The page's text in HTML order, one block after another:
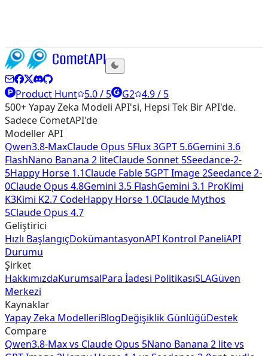
Product Hunt 5.0 / 5 G2 4.9 / 5
500+ Yapay Zeka Modeli API'si, Hepsi Tek Bir API'de.
Sadece CometAPI'de
Modeller API
Qwen3.8-MaxClaude Opus 5Flux 3GPT 5.6Gemini 3.6
FlashNano Banana 2 liteClaude Sonnet 5Seedance-2-
5Happy Horse 1.1Claude Fable 5GPT Image 2Seedance 2-
0Claude Opus 4.8Gemini 3.5 FlashGemini 3.1 ProKimi
K3Kimi K2.7 CodeHappy Horse 1.0Claude Mythos
5Claude Opus 4.7
Geliştirici
Hızlı BaşlangıçDokümantasyonAPI Kontrol PaneliAPI
Durumu
Şirket
HakkımızdaKurumsalPara İadesi PolitikasıSLAGüven
Merkezi
Kaynaklar
Yapay Zeka ModelleriBlogDeğişiklik GünlüğüDestek
Compare
Qwen3.8-Maxvs Claude Opus 5Nano Banana 2 litevs